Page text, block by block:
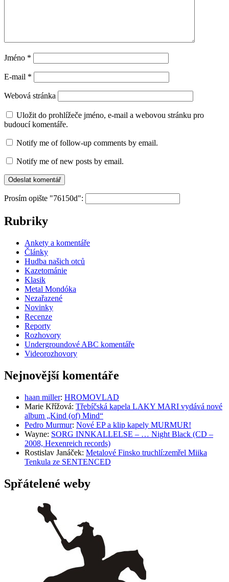
Jméno *
E-mail *
Webová stránka
Uložit do prohlížeče jméno, e-mail a webovou stránku pro
budoucí komentáře.
Notify me of follow-up comments by email.
Notify me of new posts by email.
Prosím opište "76150d":
Rubriky
Ankety a komentáře
Články
Hudba našich otců
Kazetománie
Klasik
Metal Mondóka
Nezařazené
Novinky
Recenze
Reporty
Rozhovory
Undergroundové ABC komentáře
Videorozhovory
Nejnovější komentáře
haan miller: HROMOVLAD
Marie Křížová: Třebíčská kapela LAKY MARI vydává nové
album „Kind (of) Mind“
Pedro Murmur: Nové EP a klip kapely MURMUR!
Wayne: SORG INNKALLELSE – … Night Black (CD –
2008, Hexenreich records)
Rostislav Janáček: Metalové Finsko truchlí:zemřel Miika
Tenkula ze SENTENCED
Spřátelené weby